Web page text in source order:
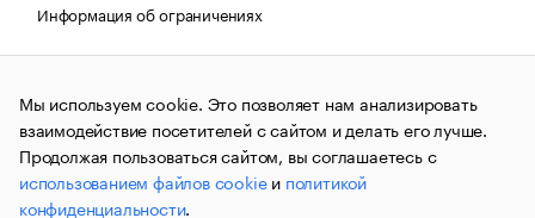
Информация об ограничениях
Правовая информация
О соблюдении авторских прав
© АО «РОСБИЗНЕСКОНСАЛТИНГ»,1995–2026.Сообщения
и материалы информационного агентства «РБК»
(зарегистрировано Федеральной службой по надзору в сфере
связи, информационных технологий и массовых
коммуникаций (Роскомнадзор) 09.12.2015 за номером ИА
№ФС77-63848) сопровождаются пометкой «РБК». Отдельные
Мы используем cookie. Это позволяет нам анализировать
взаимодействие посетителей с сайтом и делать его лучше.
Продолжая пользоваться сайтом, вы соглашаетесь с
использованием файлов cookieи политикой
конфиденциальности.